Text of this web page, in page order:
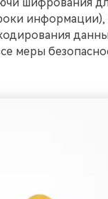
информации),
меры